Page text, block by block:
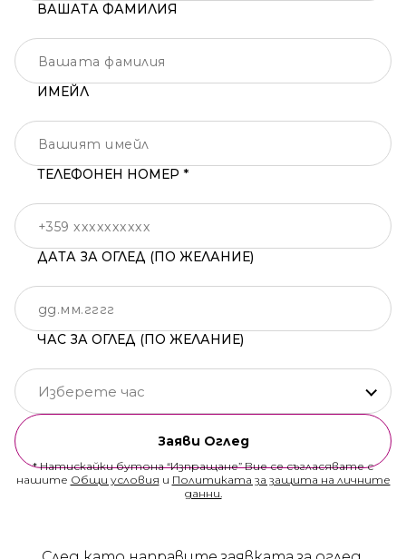
ВАШАТА ФАМИЛИЯ
ИМЕЙЛ
ТЕЛЕФОНЕН НОМЕР *
ДАТА ЗА ОГЛЕД (ПО ЖЕЛАНИЕ)
ЧАС ЗА ОГЛЕД (ПО ЖЕЛАНИЕ)
Изберете час
Заяви Оглед
* Натискайки бутона “Изпращане” Вие се съгласявате с
нашите Общи условия и Политиката за защита на личните
данни.